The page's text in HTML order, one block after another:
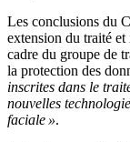
Les conclusions du
extension du traité et
cadre du groupe de
la protection des
inscrites dans le
nouvelles
faciale ».